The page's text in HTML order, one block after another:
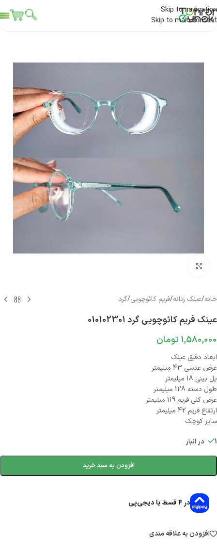
Skip to navigation
Skip to main content
خانه/عینک زنانه/فریم کائوچویی/گرد
عینک فریم کائوچویی گرد 010102301
1,580,000 تومان
ابعاد دقیق عینک
عرض عدسی 43 میلیمتر
پل بینی 18 میلیمتر
طول دسته 128 میلیمتر
عرض کلی فریم 119 میلیمتر
ارتفاع فریم 42 میلیمتر
سایز کوچک
1 در انبار
افزودن به سبد خرید
در ۴ قسط با دیجی‌پی
افزودن به علاقه مندی